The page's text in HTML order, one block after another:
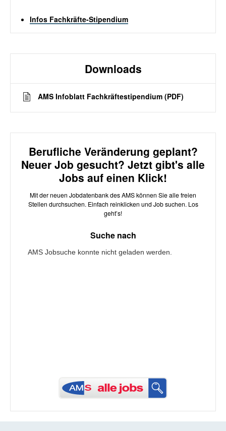
Infos Fachkräfte-Stipendium
Downloads
AMS Infoblatt Fachkräftestipendium (PDF)
Berufliche Veränderung geplant?
Neuer Job gesucht? Jetzt gibt's alle
Jobs auf einen Klick!
Mit der neuen Jobdatenbank des AMS können Sie alle freien
Stellen durchsuchen. Einfach reinklicken und Job suchen. Los
geht’s!
Suche nach